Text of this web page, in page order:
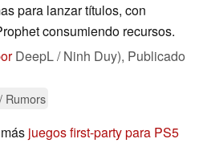
para lanzar títulos, con
consumiendo recursos.
DeepL / Ninh Duy), Publicado
Rumors
juegos first-party para PS5